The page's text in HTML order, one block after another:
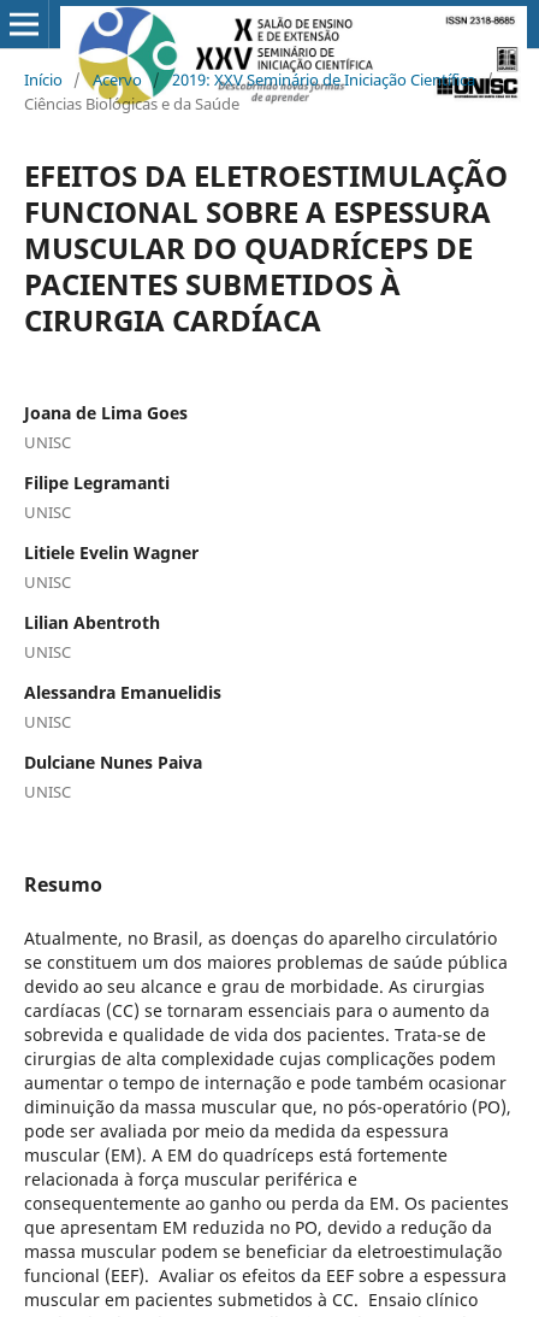
Início / Acervo / 2019: XXV Seminário de Iniciação Científica /
Ciências Biológicas e da Saúde
EFEITOS DA ELETROESTIMULAÇÃO
FUNCIONAL SOBRE A ESPESSURA
MUSCULAR DO QUADRÍCEPS DE
PACIENTES SUBMETIDOS À
CIRURGIA CARDÍACA
Joana de Lima Goes
UNISC
Filipe Legramanti
UNISC
Litiele Evelin Wagner
UNISC
Lilian Abentroth
UNISC
Alessandra Emanuelidis
UNISC
Dulciane Nunes Paiva
UNISC
Resumo
Atualmente, no Brasil, as doenças do aparelho circulatório
se constituem um dos maiores problemas de saúde pública
devido ao seu alcance e grau de morbidade. As cirurgias
cardíacas (CC) se tornaram essenciais para o aumento da
sobrevida e qualidade de vida dos pacientes. Trata-se de
cirurgias de alta complexidade cujas complicações podem
aumentar o tempo de internação e pode também ocasionar
diminuição da massa muscular que, no pós-operatório (PO),
pode ser avaliada por meio da medida da espessura
muscular (EM). A EM do quadríceps está fortemente
relacionada à força muscular periférica e
consequentemente ao ganho ou perda da EM. Os pacientes
que apresentam EM reduzida no PO, devido a redução da
massa muscular podem se beneficiar da eletroestimulação
funcional (EEF). Avaliar os efeitos da EEF sobre a espessura
muscular em pacientes submetidos à CC. Ensaio clínico